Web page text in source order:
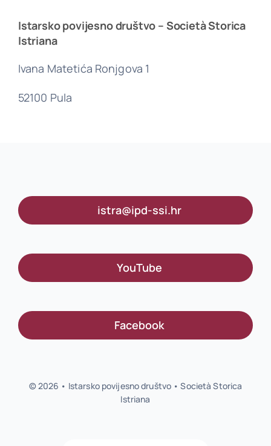
Istarsko povijesno društvo – Società Storica
Istriana
Ivana Matetića Ronjgova 1
52100 Pula
istra@ipd-ssi.hr
YouTube
Facebook
© 2026 • Istarsko povijesno društvo • Società Storica
Istriana